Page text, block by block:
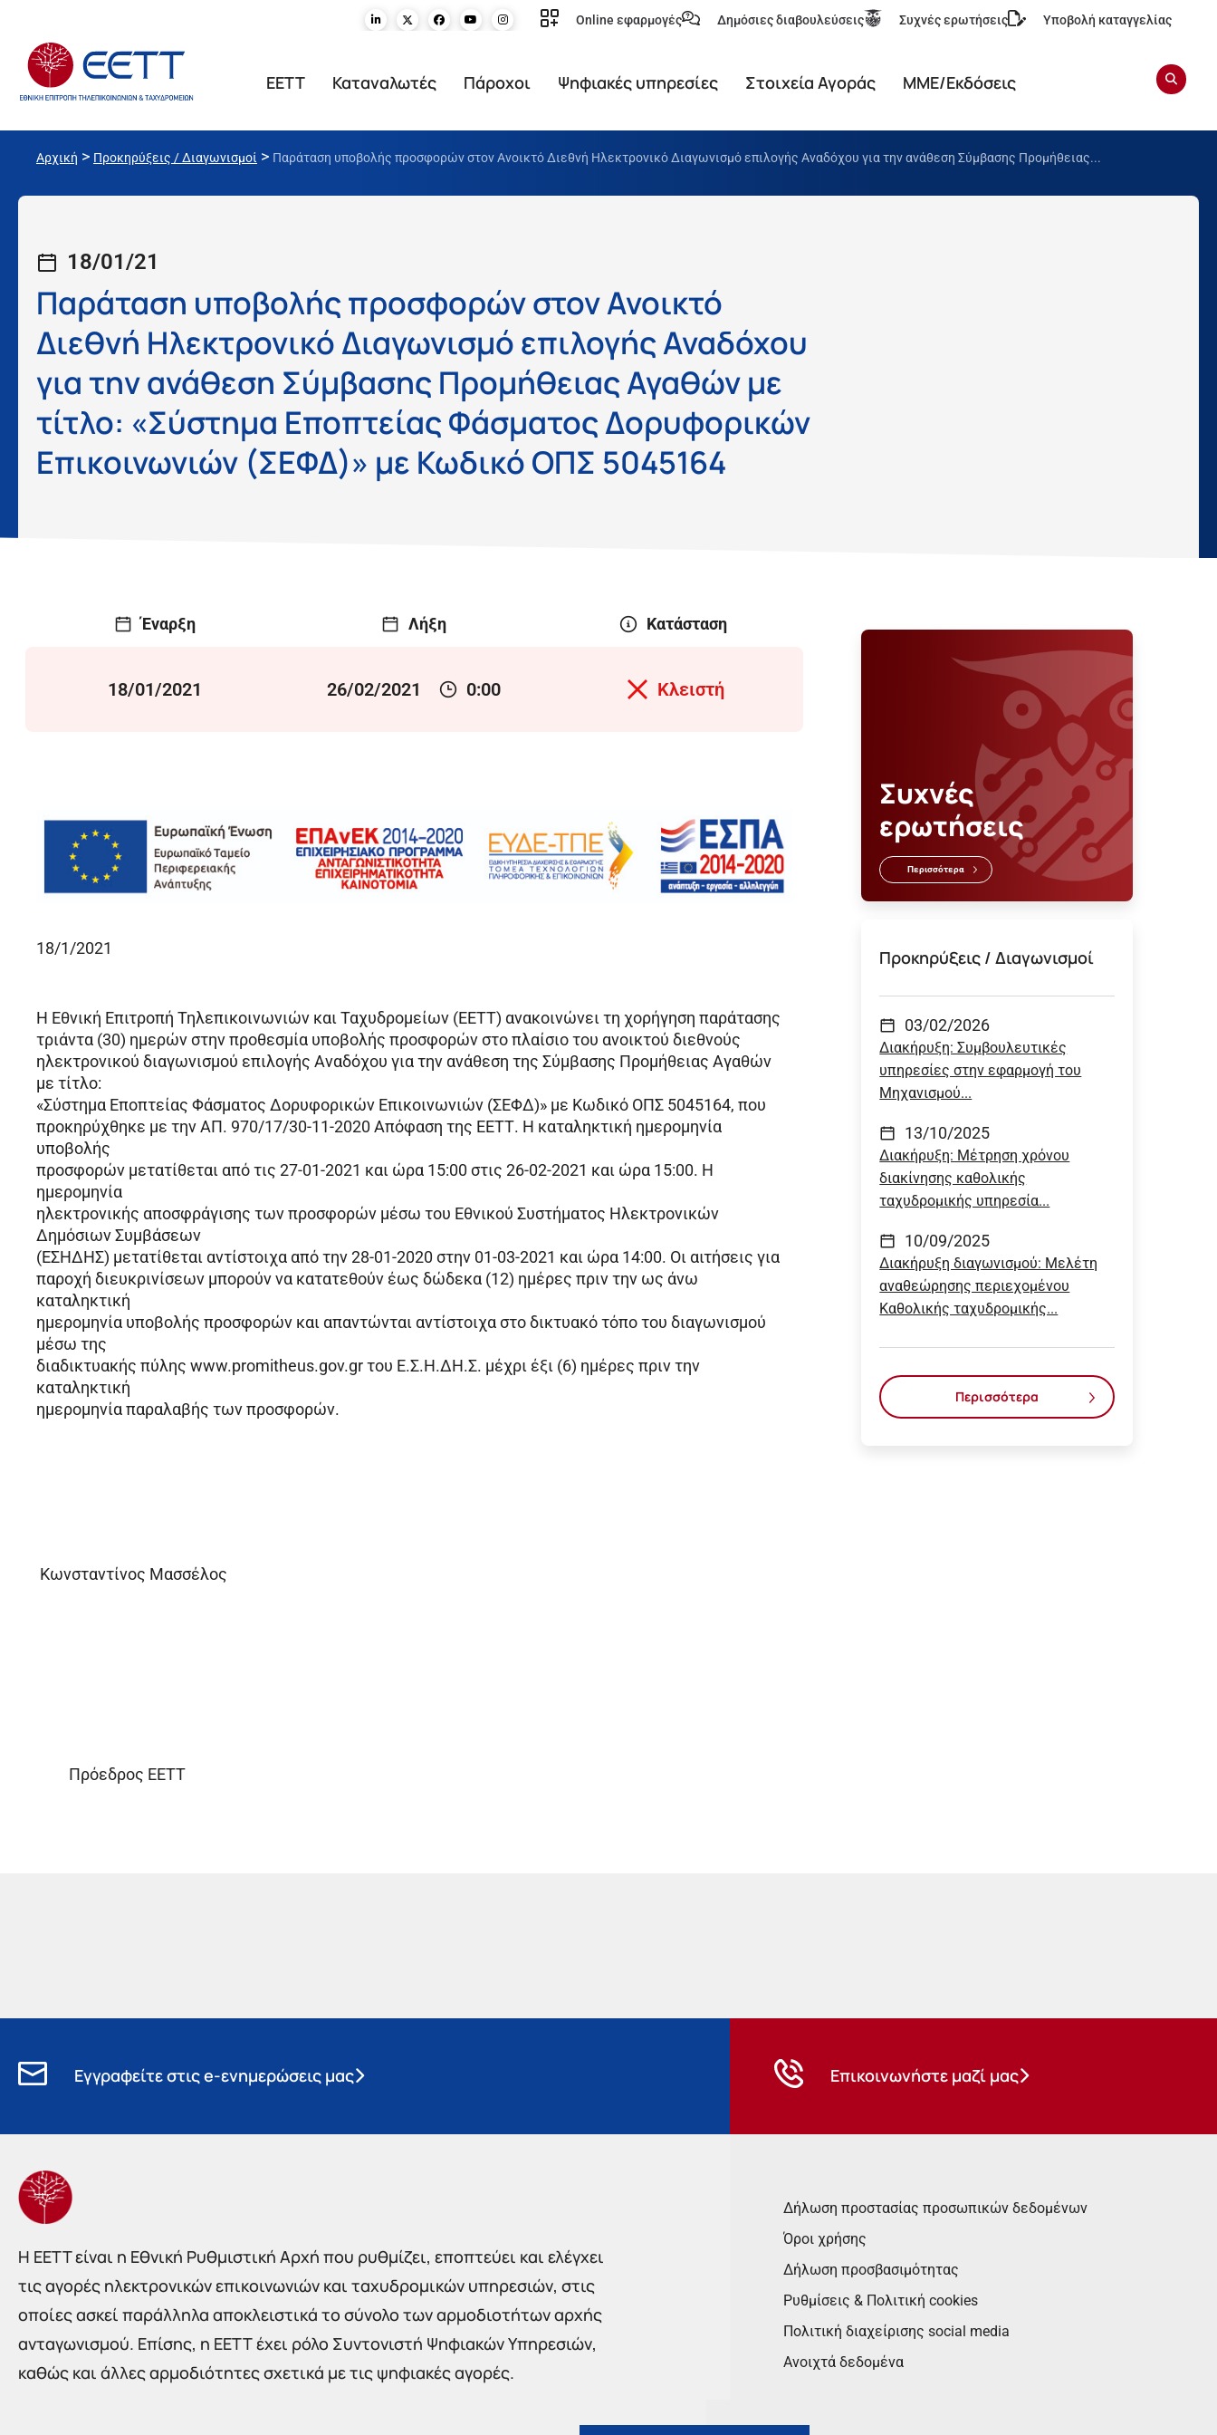
Online εφαρμογές Δημόσιες διαβουλεύσεις Συχνές ερωτήσεις Υποβολή καταγγελίας
ΕΕΤΤ Καταναλωτές Πάροχοι Ψηφιακές υπηρεσίες Στοιχεία Αγοράς ΜΜΕ/Εκδόσεις
Αρχική > Προκηρύξεις / Διαγωνισμοί > Παράταση υποβολής προσφορών στον Ανοικτό Διεθνή Ηλεκτρονικό Διαγωνισμό επιλογής Αναδόχου για την ανάθεση Σύμβασης Προμήθειας...
18/01/21
Παράταση υποβολής προσφορών στον Ανοικτό
Διεθνή Ηλεκτρονικό Διαγωνισμό επιλογής Αναδόχου
για την ανάθεση Σύμβασης Προμήθειας Αγαθών με
τίτλο: «Σύστημα Εποπτείας Φάσματος Δορυφορικών
Επικοινωνιών (ΣΕΦΔ)» με Κωδικό ΟΠΣ 5045164
Έναρξη Λήξη Κατάσταση
18/01/2021 26/02/2021 0:00 Κλειστή
18/1/2021
Η Εθνική Επιτροπή Τηλεπικοινωνιών και Ταχυδρομείων (ΕΕΤΤ) ανακοινώνει τη χορήγηση παράτασης
τριάντα (30) ημερών στην προθεσμία υποβολής προσφορών στο πλαίσιο του ανοικτού διεθνούς
ηλεκτρονικού διαγωνισμού επιλογής Αναδόχου για την ανάθεση της Σύμβασης Προμήθειας Αγαθών
με τίτλο:
«Σύστημα Εποπτείας Φάσματος Δορυφορικών Επικοινωνιών (ΣΕΦΔ)» με Κωδικό ΟΠΣ 5045164, που
προκηρύχθηκε με την ΑΠ. 970/17/30-11-2020 Απόφαση της ΕΕΤΤ. Η καταληκτική ημερομηνία
υποβολής
προσφορών μετατίθεται από τις 27-01-2021 και ώρα 15:00 στις 26-02-2021 και ώρα 15:00. Η
ημερομηνία
ηλεκτρονικής αποσφράγισης των προσφορών μέσω του Εθνικού Συστήματος Ηλεκτρονικών
Δημόσιων Συμβάσεων
(ΕΣΗΔΗΣ) μετατίθεται αντίστοιχα από την 28-01-2020 στην 01-03-2021 και ώρα 14:00. Οι αιτήσεις για
παροχή διευκρινίσεων μπορούν να κατατεθούν έως δώδεκα (12) ημέρες πριν την ως άνω
καταληκτική
ημερομηνία υποβολής προσφορών και απαντώνται αντίστοιχα στο δικτυακό τόπο του διαγωνισμού
μέσω της
διαδικτυακής πύλης www.promitheus.gov.gr του Ε.Σ.Η.ΔΗ.Σ. μέχρι έξι (6) ημέρες πριν την
καταληκτική
ημερομηνία παραλαβής των προσφορών.
Κωνσταντίνος Μασσέλος
Πρόεδρος ΕΕΤΤ
Συχνές
ερωτήσεις
Περισσότερα
Προκηρύξεις / Διαγωνισμοί
03/02/2026
Διακήρυξη: Συμβουλευτικές
υπηρεσίες στην εφαρμογή του
Μηχανισμού...
13/10/2025
Διακήρυξη: Μέτρηση χρόνου
διακίνησης καθολικής
ταχυδρομικής υπηρεσία...
10/09/2025
Διακήρυξη διαγωνισμού: Μελέτη
αναθεώρησης περιεχομένου
Καθολικής ταχυδρομικής...
Περισσότερα
Εγγραφείτε στις e-ενημερώσεις μας Επικοινωνήστε μαζί μας
Η EETT είναι η Εθνική Ρυθμιστική Αρχή που ρυθμίζει, εποπτεύει και ελέγχει
τις αγορές ηλεκτρονικών επικοινωνιών και ταχυδρομικών υπηρεσιών, στις
οποίες ασκεί παράλληλα αποκλειστικά το σύνολο των αρμοδιοτήτων αρχής
ανταγωνισμού. Επίσης, η ΕΕΤΤ έχει ρόλο Συντονιστή Ψηφιακών Υπηρεσιών,
καθώς και άλλες αρμοδιότητες σχετικά με τις ψηφιακές αγορές.
Δήλωση προστασίας προσωπικών δεδομένων
Όροι χρήσης
Δήλωση προσβασιμότητας
Ρυθμίσεις & Πολιτική cookies
Πολιτική διαχείρισης social media
Ανοιχτά δεδομένα